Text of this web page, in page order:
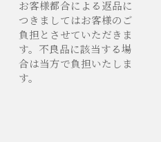
お客様都合による返品に
つきましてはお客様のご
負担とさせていただきま
す。不良品に該当する場
合は当方で負担いたしま
す。